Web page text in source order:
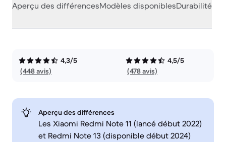
Aperçu des différencesModèles disponiblesDurabilité
4,3/5
(448 avis)
4,5/5
(478 avis)
Aperçu des différences
Les Xiaomi Redmi Note 11 (lancé début 2022)
et Redmi Note 13 (disponible début 2024)